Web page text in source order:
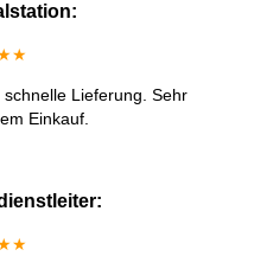
Lieferung. Sehr
Einkauf.